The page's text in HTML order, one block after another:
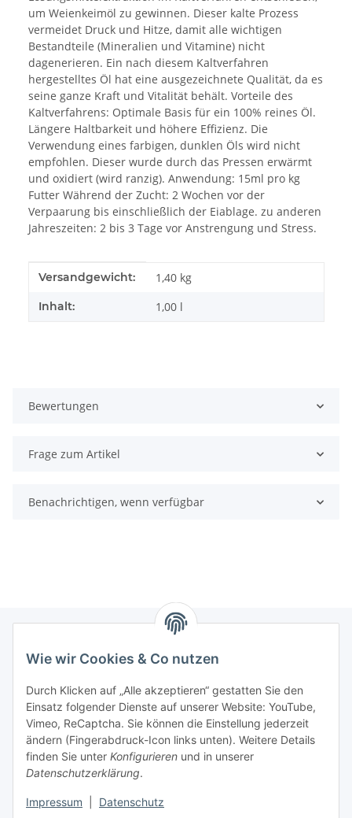
Wie wir Cookies & Co nutzen
Durch Klicken auf „Alle akzeptieren“ gestatten Sie den
Einsatz folgender Dienste auf unserer Website: YouTube,
Vimeo, ReCaptcha. Sie können die Einstellung jederzeit
ändern (Fingerabdruck-Icon links unten). Weitere Details
finden Sie unter Konfigurieren und in unserer
Datenschutzerklärung.
Impressum Datenschutz
um Weienkeimöl zu gewinnen. Dieser kalte Prozess
vermeidet Druck und Hitze, damit alle wichtigen
Bestandteile (Mineralien und Vitamine) nicht
dagenerieren. Ein nach diesem Kaltverfahren
hergestelltes Öl hat eine ausgezeichnete Qualität, da es
seine ganze Kraft und Vitalität behält. Vorteile des
Kaltverfahrens: Optimale Basis für ein 100% reines Öl.
Längere Haltbarkeit und höhere Effizienz. Die
Verwendung eines farbigen, dunklen Öls wird nicht
empfohlen. Dieser wurde durch das Pressen erwärmt
und oxidiert (wird ranzig). Anwendung: 15ml pro kg
Futter Während der Zucht: 2 Wochen vor der
Verpaarung bis einschließlich der Eiablage. zu anderen
Jahreszeiten: 2 bis 3 Tage vor Anstrengung und Stress.
Produkteigenschaft
Wert
Versandgewicht: 1,40 kg
Inhalt: 1,00 l
Bewertungen
Frage zum Artikel
Benachrichtigen, wenn verfügbar
Informationen
Gesetzliche Informationen
Mein Konto